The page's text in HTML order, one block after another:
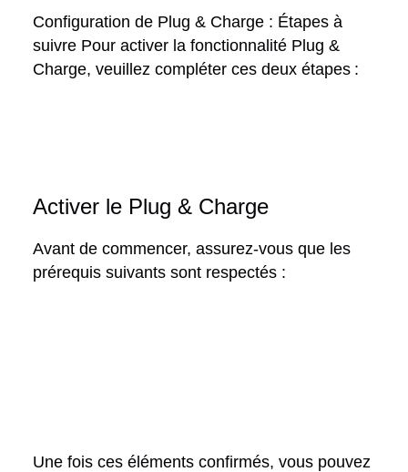
Configuration de Plug & Charge : Étapes à
suivre Pour activer la fonctionnalité Plug &
Charge, veuillez compléter ces deux étapes :
Activer le Plug & Charge
Avant de commencer, assurez-vous que les
prérequis suivants sont respectés :
Une fois ces éléments confirmés, vous pouvez